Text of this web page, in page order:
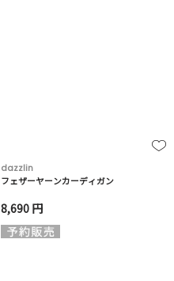
dazzlin
フェザーヤーンカーディガン
8,690 円